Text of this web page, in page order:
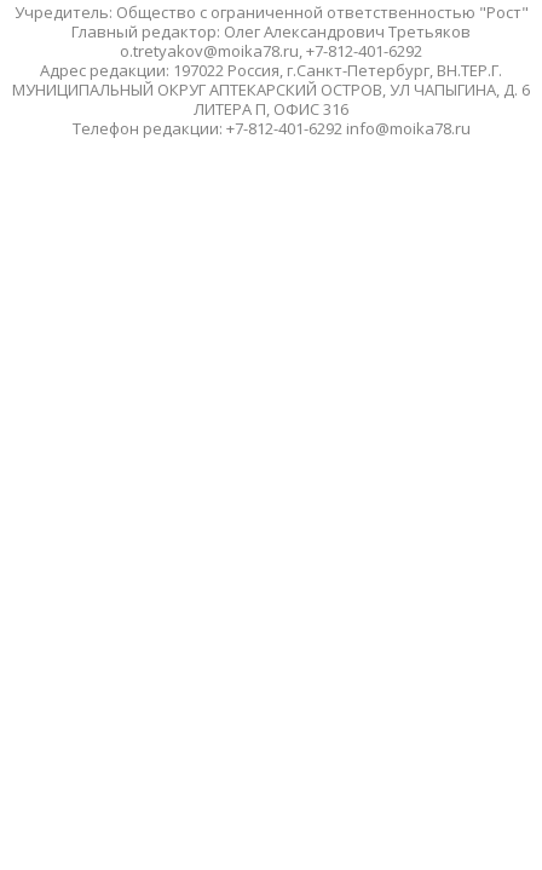
Учредитель: Общество с ограниченной ответственностью "Рост"
Главный редактор: Олег Александрович Третьяков
o.tretyakov@moika78.ru, +7-812-401-6292
Адрес редакции: 197022 Россия, г.Санкт-Петербург, ВН.ТЕР.Г.
МУНИЦИПАЛЬНЫЙ ОКРУГ АПТЕКАРСКИЙ ОСТРОВ, УЛ ЧАПЫГИНА, Д. 6
ЛИТЕРА П, ОФИС 316
Телефон редакции: +7-812-401-6292 info@moika78.ru